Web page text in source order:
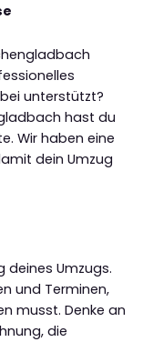
unterstützt?
hast du
Wir haben eine
dein Umzug
deines Umzugs.
und Terminen,
musst. Denke an
die